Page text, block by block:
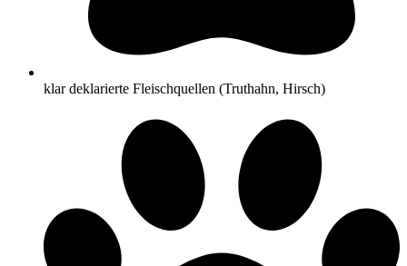
klar deklarierte Fleischquellen (Truthahn, Hirsch)